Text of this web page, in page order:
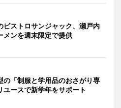
ビストロサンジャック、瀬戸内
メンを週末限定で提供
の「制服と学用品のおさがり専
ユースで新学年をサポート